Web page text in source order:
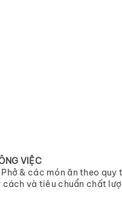
VIỆC
& các món ăn theo quy
cách và tiêu chuẩn chất